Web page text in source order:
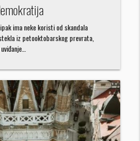
ima neke koristi od skandala
iz petooktobarskog prevrata,